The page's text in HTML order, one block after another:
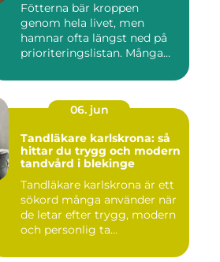
Fötterna bär kroppen
genom hela livet, men
hamnar ofta längst ned på
prioriteringslistan. Många
06. jun
Tandläkare karlskrona: så
hittar du trygg och modern
tandvård i blekinge
Tandläkare karlskrona är ett
sökord många använder när
de letar efter trygg, modern
och personlig ta...